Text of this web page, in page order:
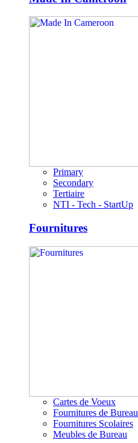
Primary
Secondary
Tertiaire
NTI - Tech - StartUp
Fournitures
Cartes de Voeux
Fournitures de Bureau
Fournitures Scolaires
Meubles de Bureau